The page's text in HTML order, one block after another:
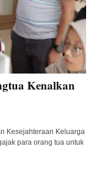
Kenalkan
Kesejahteraan Keluarga
para orang tua untuk